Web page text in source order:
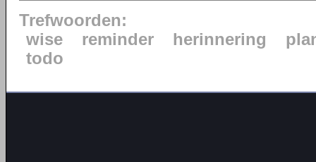
Trefwoorden:
wise
reminder herinnering
todo